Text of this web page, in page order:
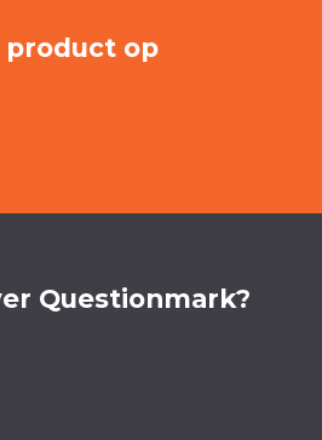
product op
Questionmark?